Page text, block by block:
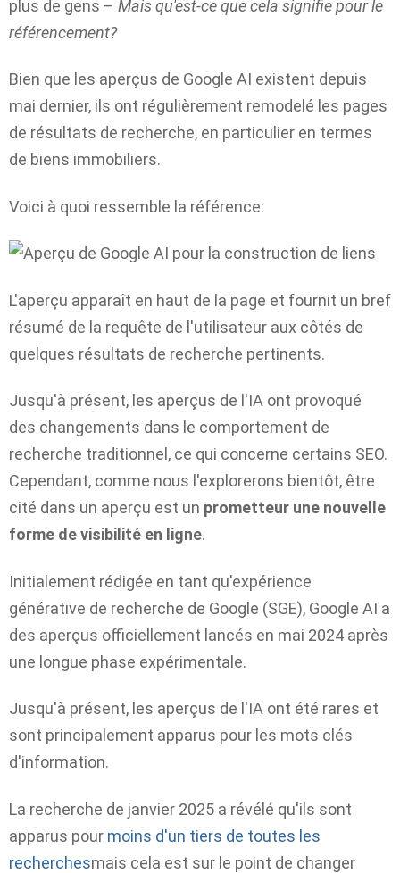
plus de gens – Mais qu'est-ce que cela signifie pour le
référencement?
Bien que les aperçus de Google AI existent depuis
mai dernier, ils ont régulièrement remodelé les pages
de résultats de recherche, en particulier en termes
de biens immobiliers.
Voici à quoi ressemble la référence:
L'aperçu apparaît en haut de la page et fournit un bref
résumé de la requête de l'utilisateur aux côtés de
quelques résultats de recherche pertinents.
Jusqu'à présent, les aperçus de l'IA ont provoqué
des changements dans le comportement de
recherche traditionnel, ce qui concerne certains SEO.
Cependant, comme nous l'explorerons bientôt, être
cité dans un aperçu est un prometteur une nouvelle
forme de visibilité en ligne.
Initialement rédigée en tant qu'expérience
générative de recherche de Google (SGE), Google AI a
des aperçus officiellement lancés en mai 2024 après
une longue phase expérimentale.
Jusqu'à présent, les aperçus de l'IA ont été rares et
sont principalement apparus pour les mots clés
d'information.
La recherche de janvier 2025 a révélé qu'ils sont
apparus pour moins d'un tiers de toutes les
recherchesmais cela est sur le point de changer